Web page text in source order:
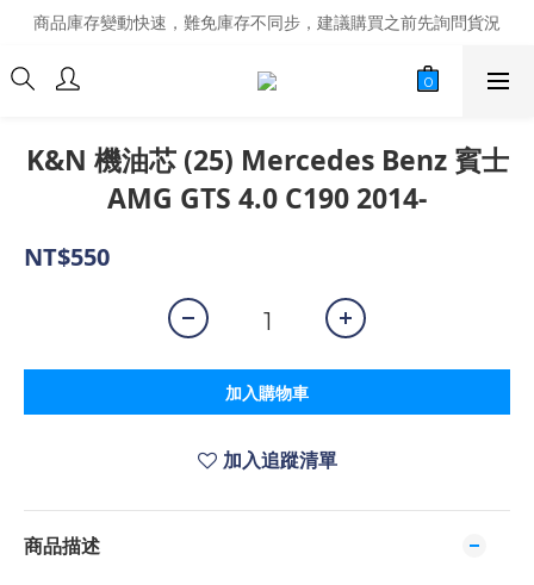
商品庫存變動快速，難免庫存不同步，建議購買之前先詢問貨況
商品庫存變動快速，難免庫存不同步，建議購買之前先詢問貨況
經營超過20年的改裝老字號，安全有保障
K&N 機油芯 (25) Mercedes Benz 賓士
AMG GTS 4.0 C190 2014-
NT$550
加入購物車
加入追蹤清單
商品描述